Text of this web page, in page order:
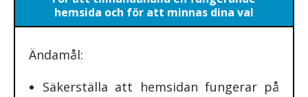
hemsida och för att minnas dina val
Ändamål:
Säkerställa att hemsidan fungerar på